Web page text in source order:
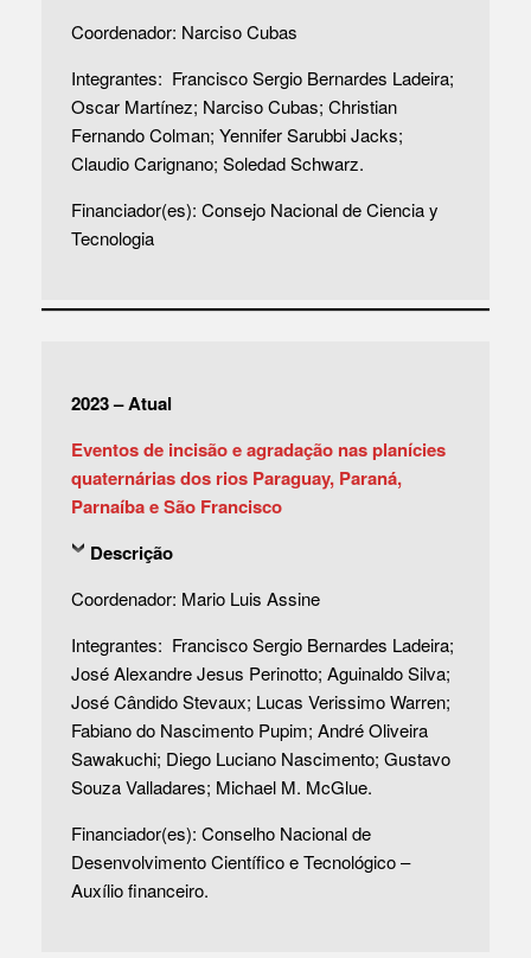
Coordenador: Narciso Cubas
Integrantes: Francisco Sergio Bernardes Ladeira;
Oscar Martínez; Narciso Cubas; Christian
Fernando Colman; Yennifer Sarubbi Jacks;
Claudio Carignano; Soledad Schwarz.
Financiador(es): Consejo Nacional de Ciencia y
Tecnologia
2023 – Atual
Eventos de incisão e agradação nas planícies
quaternárias dos rios Paraguay, Paraná,
Parnaíba e São Francisco
Descrição
Coordenador: Mario Luis Assine
Integrantes: Francisco Sergio Bernardes Ladeira;
José Alexandre Jesus Perinotto; Aguinaldo Silva;
José Cândido Stevaux; Lucas Verissimo Warren;
Fabiano do Nascimento Pupim; André Oliveira
Sawakuchi; Diego Luciano Nascimento; Gustavo
Souza Valladares; Michael M. McGlue.
Financiador(es): Conselho Nacional de
Desenvolvimento Científico e Tecnológico –
Auxílio financeiro.